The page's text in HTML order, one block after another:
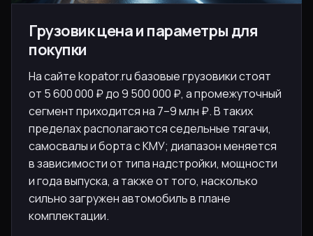
Грузовик цена и параметры для
покупки
На сайте kopator.ru базовые грузовики стоят
от 5 600 000 ₽ до 9 500 000 ₽, а промежуточный
сегмент приходится на 7–9 млн ₽. В таких
пределах располагаются седельные тягачи,
самосвалы и борта с КМУ; диапазон меняется
в зависимости от типа надстройки, мощности
и года выпуска, а также от того, насколько
сильно загружен автомобиль в плане
комплектации.